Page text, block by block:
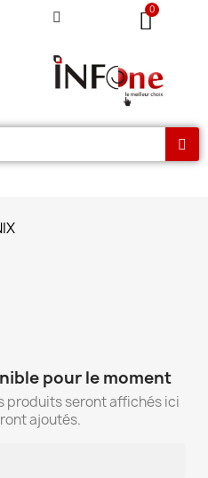
pour le moment
produits seront affichés ici
ajoutés.